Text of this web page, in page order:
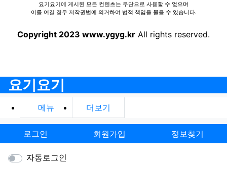
요기요기에 게시된 모든 컨텐츠는 무단으로 사용할 수 없으며
이를 어길 경우 저작권법에 의거하여 법적 책임을 물을 수 있습니다.
Copyright 2023 www.ygyg.kr All rights reserved.
요기요기
메뉴 더보기
로그인 회원가입 정보찾기
자동로그인